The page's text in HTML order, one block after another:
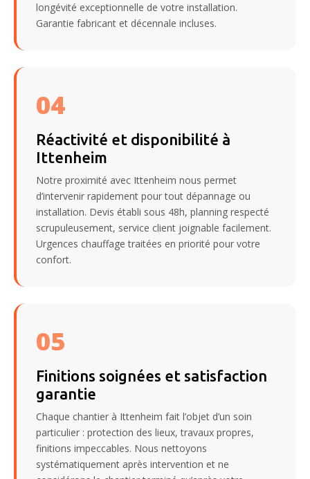
longévité exceptionnelle de votre installation.
Garantie fabricant et décennale incluses.
04
Réactivité et disponibilité à
Ittenheim
Notre proximité avec Ittenheim nous permet
d’intervenir rapidement pour tout dépannage ou
installation. Devis établi sous 48h, planning respecté
scrupuleusement, service client joignable facilement.
Urgences chauffage traitées en priorité pour votre
confort.
05
Finitions soignées et satisfaction
garantie
Chaque chantier à Ittenheim fait l’objet d’un soin
particulier : protection des lieux, travaux propres,
finitions impeccables. Nous nettoyons
systématiquement après intervention et ne